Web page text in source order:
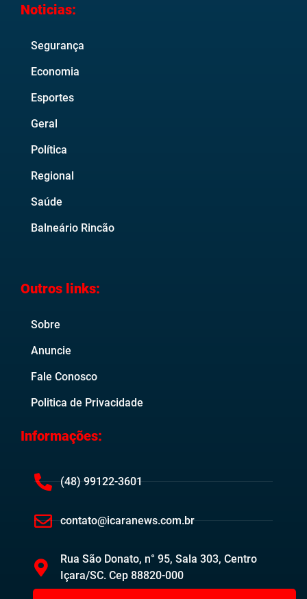
Noticias:
Segurança
Economia
Esportes
Geral
Política
Regional
Saúde
Balneário Rincão
Outros links:
Sobre
Anuncie
Fale Conosco
Politica de Privacidade
Informações:
(48) 99122-3601
contato@icaranews.com.br
Rua São Donato, n° 95, Sala 303, Centro
Içara/SC. Cep 88820-000